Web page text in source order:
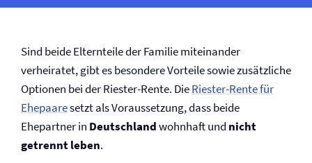
Sind beide Elternteile der Familie miteinander
verheiratet, gibt es besondere Vorteile sowie zusätzliche
Optionen bei der Riester-Rente. DieRiester-Rente für
Ehepaaresetzt als Voraus­setzung, dass beide
Ehepartner in Deutschlandwohnhaft und nicht
getrennt leben.